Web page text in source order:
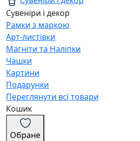
Сувеніри і декор
Рамки з маркою
Арт-листівки
Магніти та Наліпки
Чашки
Картини
Подарунки
Переглянути всі товари
Кошик
Обране